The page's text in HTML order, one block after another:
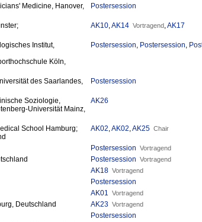
Medicine, Hanover,
Postersession
AK10,AK14 Vortragend,AK17
Institut,
Köln,
Postersession, Postersession,
des Saarlandes,
Postersession
Soziologie,
Universität Mainz,
AK26
School Hamburg;
AK02,AK02,AK25 Chair
Postersession Vortragend
Postersession Vortragend
AK18 Vortragend
Postersession
AK01 Vortragend
Deutschland AK23 Vortragend
Postersession